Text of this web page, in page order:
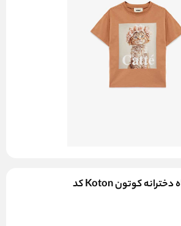
تی شرت آستین کوتاه دخترانه کوتون Koton کد